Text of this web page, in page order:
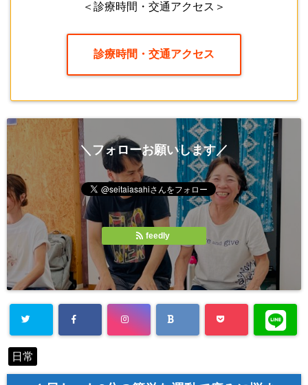
＜診療時間・交通アクセス＞
診療時間・交通アクセス
＼フォローお願いします／
feedly
defined array
日常